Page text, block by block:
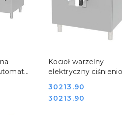
Kocioł warzelny
elektryczny
REDFOX 00008757
Cena:
30213.90
Cena:
30213.90
DO KOSZYKA